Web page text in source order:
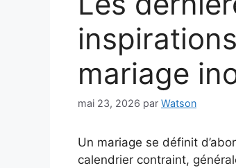
mariage
mai 23, 2026 par Watson
Un mariage se définit
calendrier contraint,